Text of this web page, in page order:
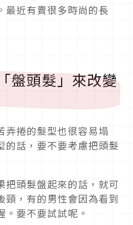
最近有賣很多時尚的長
盤頭髮」來改變
弄捲的髮型也很容易塌
的話，要不要考慮把頭髮
把頭髮盤起來的話，就可
頸，有的男性會因為看到
要不要試試呢。